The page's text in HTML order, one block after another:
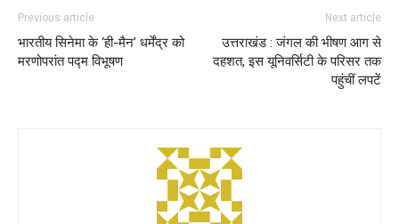
Previous article
भारतीय सिनेमा के ‘ही-मैन’ धर्मेंद्र को
मरणोपरांत पद्म विभूषण
Next article
उत्तराखंड : जंगल की भीषण आग से
दहशत, इस यूनिवर्सिटी के परिसर तक
पहुंचीं लपटें